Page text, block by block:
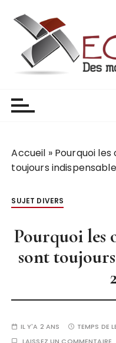
Accueil » Pourquoi
toujours
SUJET DIVERS
Pourquoi les
sont
IL Y'A 2 ANS TEMPS DE